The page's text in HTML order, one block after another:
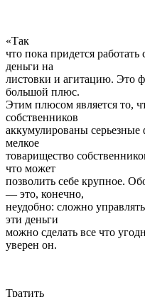
«Так
что пока придется
деньги на
листовки и агитацию. Это
большой плюс.
Этим плюсом является то,
собственников
аккумулированы
мелкое
товарищество
что может
позволить себе крупное.
— это, конечно,
неудобно: сложно
эти деньги
можно сделать все что
уверен он.
Тратить